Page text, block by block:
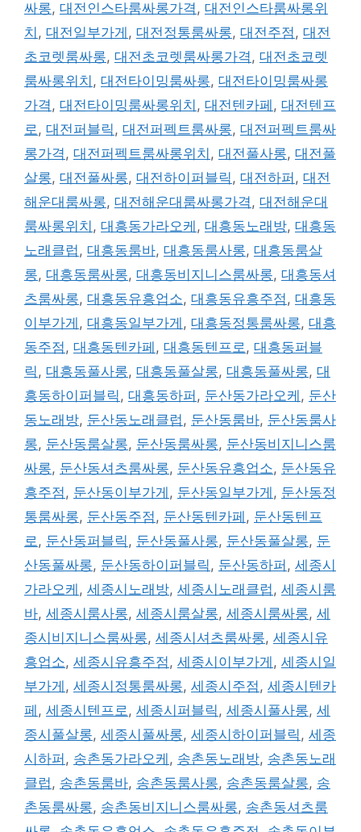
싸롱, 대전인스타룸싸롱가격 , 대전인스타룸싸롱위
치 , 대전일부가게 , 대전정통룸싸롱, 대전주점 , 대전
초코렛룸싸롱, 대전초코렛룸싸롱가격 , 대전초코렛
룸싸롱위치 , 대전타이밍룸싸롱, 대전타이밍룸싸롱
가격 , 대전타이밍룸싸롱위치 , 대전텐카페 , 대전텐프
로 , 대전퍼블릭 , 대전퍼펙트룸싸롱, 대전퍼펙트룸싸
롱가격 , 대전퍼펙트룸싸롱위치 , 대전풀사롱, 대전풀
살롱, 대전풀싸롱, 대전하이퍼블릭 , 대전하퍼 , 대전
해운대룸싸롱, 대전해운대룸싸롱가격 , 대전해운대
룸싸롱위치 , 대흥동가라오케 , 대흥동노래방, 대흥동
노래클럽 , 대흥동룸바, 대흥동룸사롱, 대흥동룸살
롱, 대흥동룸싸롱, 대흥동비지니스룸싸롱, 대흥동셔
츠룸싸롱, 대흥동유흥업소, 대흥동유흥주점 , 대흥동
이부가게 , 대흥동일부가게 , 대흥동정통룸싸롱, 대흥
동주점 , 대흥동텐카페 , 대흥동텐프로 , 대흥동퍼블
릭 , 대흥동풀사롱, 대흥동풀살롱, 대흥동풀싸롱, 대
흥동하이퍼블릭 , 대흥동하퍼 , 둔산동가라오케 , 둔산
동노래방, 둔산동노래클럽 , 둔산동룸바, 둔산동룸사
롱, 둔산동룸살롱, 둔산동룸싸롱, 둔산동비지니스룸
싸롱, 둔산동셔츠룸싸롱, 둔산동유흥업소, 둔산동유
흥주점 , 둔산동이부가게 , 둔산동일부가게 , 둔산동정
통룸싸롱, 둔산동주점 , 둔산동텐카페 , 둔산동텐프
로 , 둔산동퍼블릭 , 둔산동풀사롱, 둔산동풀살롱, 둔
산동풀싸롱, 둔산동하이퍼블릭 , 둔산동하퍼 , 세종시
가라오케 , 세종시노래방, 세종시노래클럽 , 세종시룸
바, 세종시룸사롱, 세종시룸살롱, 세종시룸싸롱, 세
종시비지니스룸싸롱, 세종시셔츠룸싸롱, 세종시유
흥업소, 세종시유흥주점 , 세종시이부가게 , 세종시일
부가게 , 세종시정통룸싸롱, 세종시주점 , 세종시텐카
페 , 세종시텐프로 , 세종시퍼블릭 , 세종시풀사롱, 세
종시풀살롱, 세종시풀싸롱, 세종시하이퍼블릭 , 세종
시하퍼 , 송촌동가라오케 , 송촌동노래방, 송촌동노래
클럽 , 송촌동룸바, 송촌동룸사롱, 송촌동룸살롱, 송
촌동룸싸롱, 송촌동비지니스룸싸롱, 송촌동셔츠룸